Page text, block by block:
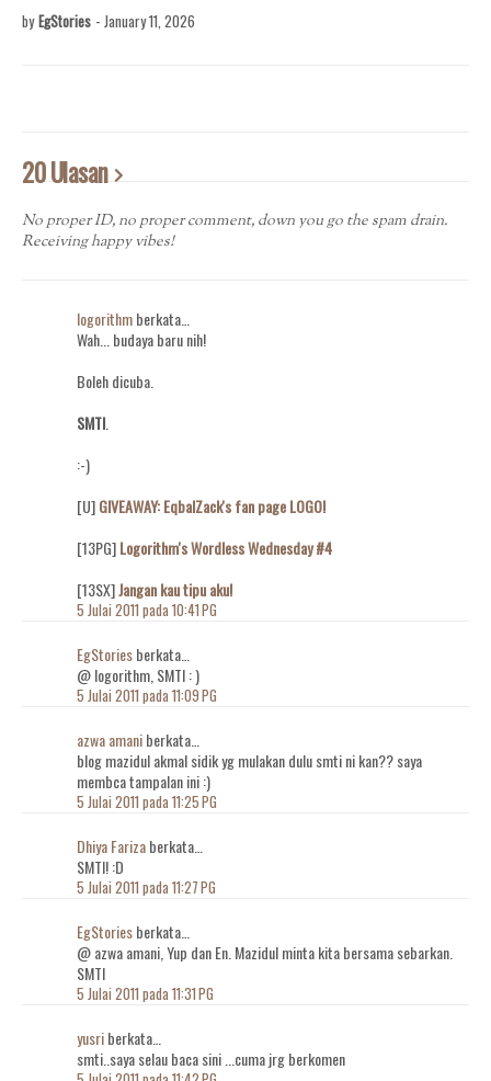
by EgStories - January 11, 2026
20 Ulasan
No proper ID, no proper comment, down you go the spam drain.
Receiving happy vibes!
logorithmberkata…
Wah... budaya baru nih!
Boleh dicuba.
SMTI
:-)
[U]GIVEAWAY: EqbalZack's fan page LOGO!
[13PG]Logorithm's Wordless Wednesday #4
[13SX]Jangan kau tipu aku!
5 Julai 2011 pada 10:41 PG
EgStoriesberkata…
@ logorithm, SMTI : )
5 Julai 2011 pada 11:09 PG
azwa amaniberkata…
blog mazidul akmal sidik yg mulakan dulu smti ni kan?? saya
membca tampalan ini :)
5 Julai 2011 pada 11:25 PG
Dhiya Farizaberkata…
SMTI! :D
5 Julai 2011 pada 11:27 PG
EgStoriesberkata…
@ azwa amani, Yup dan En. Mazidul minta kita bersama sebarkan.
SMTI
5 Julai 2011 pada 11:31 PG
yusriberkata…
smti..saya selau baca sini ...cuma jrg berkomen